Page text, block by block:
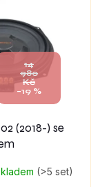
14
980
Kč
–19 %
(2018-) se
(>5 set)